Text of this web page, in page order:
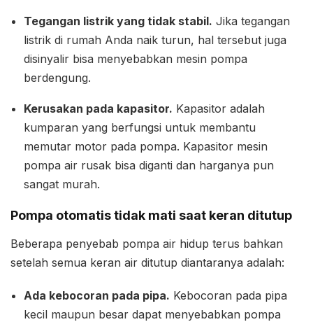
Tegangan listrik yang tidak stabil. Jika tegangan
listrik di rumah Anda naik turun, hal tersebut juga
disinyalir bisa menyebabkan mesin pompa
berdengung.
Kerusakan pada kapasitor. Kapasitor adalah
kumparan yang berfungsi untuk membantu
memutar motor pada pompa. Kapasitor mesin
pompa air rusak bisa diganti dan harganya pun
sangat murah.
Pompa otomatis tidak mati saat keran ditutup
Beberapa penyebab pompa air hidup terus bahkan
setelah semua keran air ditutup diantaranya adalah:
Ada kebocoran pada pipa. Kebocoran pada pipa
kecil maupun besar dapat menyebabkan pompa